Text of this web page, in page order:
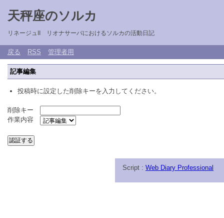
天秤座のソルカ
リネージュII リオナサーバにおけるソルカの活動日記
戻る RSS 管理者用
記事編集
投稿時に設定した削除キーを入力してください。
削除キー
作業内容
Script : Web Diary Professional